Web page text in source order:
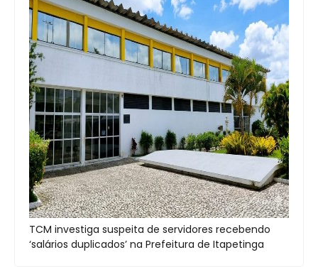
TCM investiga suspeita de servidores recebendo
‘salários duplicados’ na Prefeitura de Itapetinga